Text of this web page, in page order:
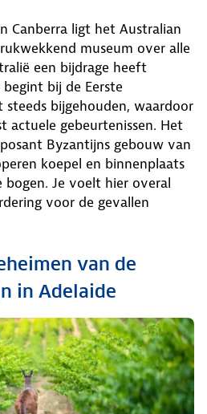
Canberra ligt het Australian
museum over alle
een bijdrage heeft
bij de Eerste
bijgehouden, waardoor
actuele gebeurtenissen. Het
Byzantijns gebouw van
koepel en binnenplaats
bogen. Je voelt hier overal
voor de gevallen
van de
in Adelaide